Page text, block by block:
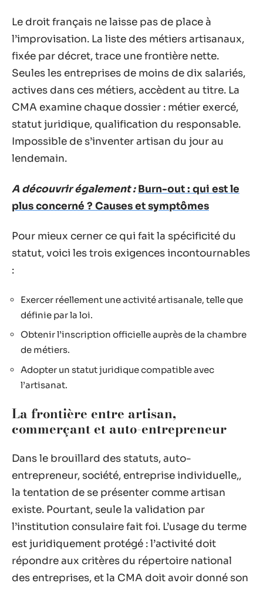
Le droit français ne laisse pas de place à
l’improvisation. La liste des métiers artisanaux,
fixée par décret, trace une frontière nette.
Seules les entreprises de moins de dix salariés,
actives dans ces métiers, accèdent au titre. La
CMA examine chaque dossier : métier exercé,
statut juridique, qualification du responsable.
Impossible de s’inventer artisan du jour au
lendemain.
A découvrir également : Burn-out : qui est le
plus concerné ? Causes et symptômes
Pour mieux cerner ce qui fait la spécificité du
statut, voici les trois exigences incontournables
:
Exercer réellement une activité artisanale, telle que
définie par la loi.
Obtenir l’inscription officielle auprès de la chambre
de métiers.
Adopter un statut juridique compatible avec
l’artisanat.
La frontière entre artisan,
commerçant et auto-entrepreneur
Dans le brouillard des statuts, auto-
entrepreneur, société, entreprise individuelle,,
la tentation de se présenter comme artisan
existe. Pourtant, seule la validation par
l’institution consulaire fait foi. L’usage du terme
est juridiquement protégé : l’activité doit
répondre aux critères du répertoire national
des entreprises, et la CMA doit avoir donné son